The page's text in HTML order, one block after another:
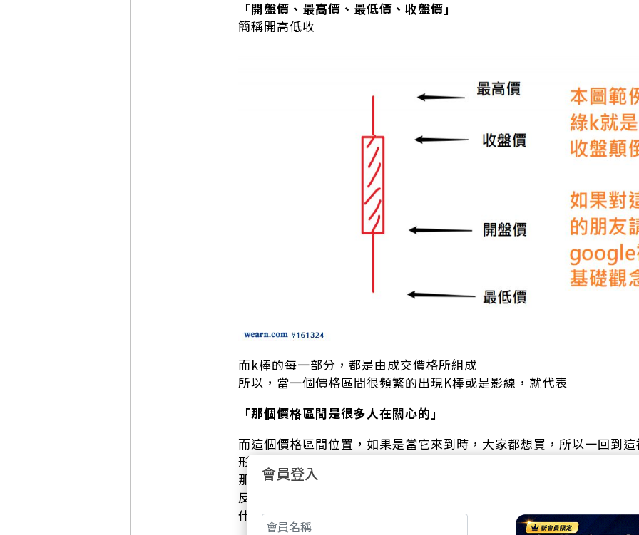
「開盤價、最高價、最低價、收盤價」
簡稱開高低收
而k棒的每一部分，都是由成交價格所組成
所以，當一個價格區間很頻繁的出現K棒或是影線，就代表
「那個價格區間是很多人在關心的」
而這個價格區間位置，如果是當它來到時，大家都想買，所以一回到
形成一條隱隱約約的線
那這個時候我們就會給他一個名稱－支撐線
反之，當它來的時候，大家都想賣，價格一回到這就會被壓下去，也
什麼線呢？聰明的你一定回答得出來，就是－壓力線
會員登入